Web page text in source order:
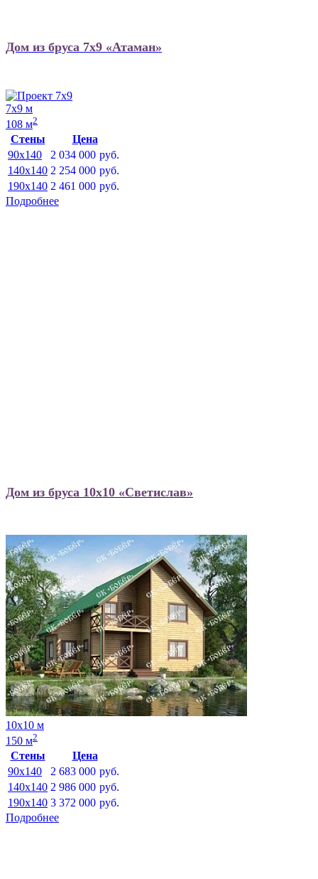
Дом из бруса 7х9 «Атаман»
7х9 м
108 м2
Стены
Цена
90x140
2 034 000 руб.
140x140 2 254 000 руб.
190x140 2 461 000 руб.
Подробнее
Дом из бруса 10х10 «Светислав»
10х10 м
150 м2
Стены
Цена
90x140
2 683 000 руб.
140x140 2 986 000 руб.
190x140 3 372 000 руб.
Подробнее